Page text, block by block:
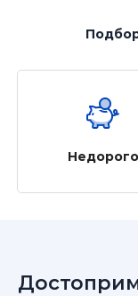
Недорого